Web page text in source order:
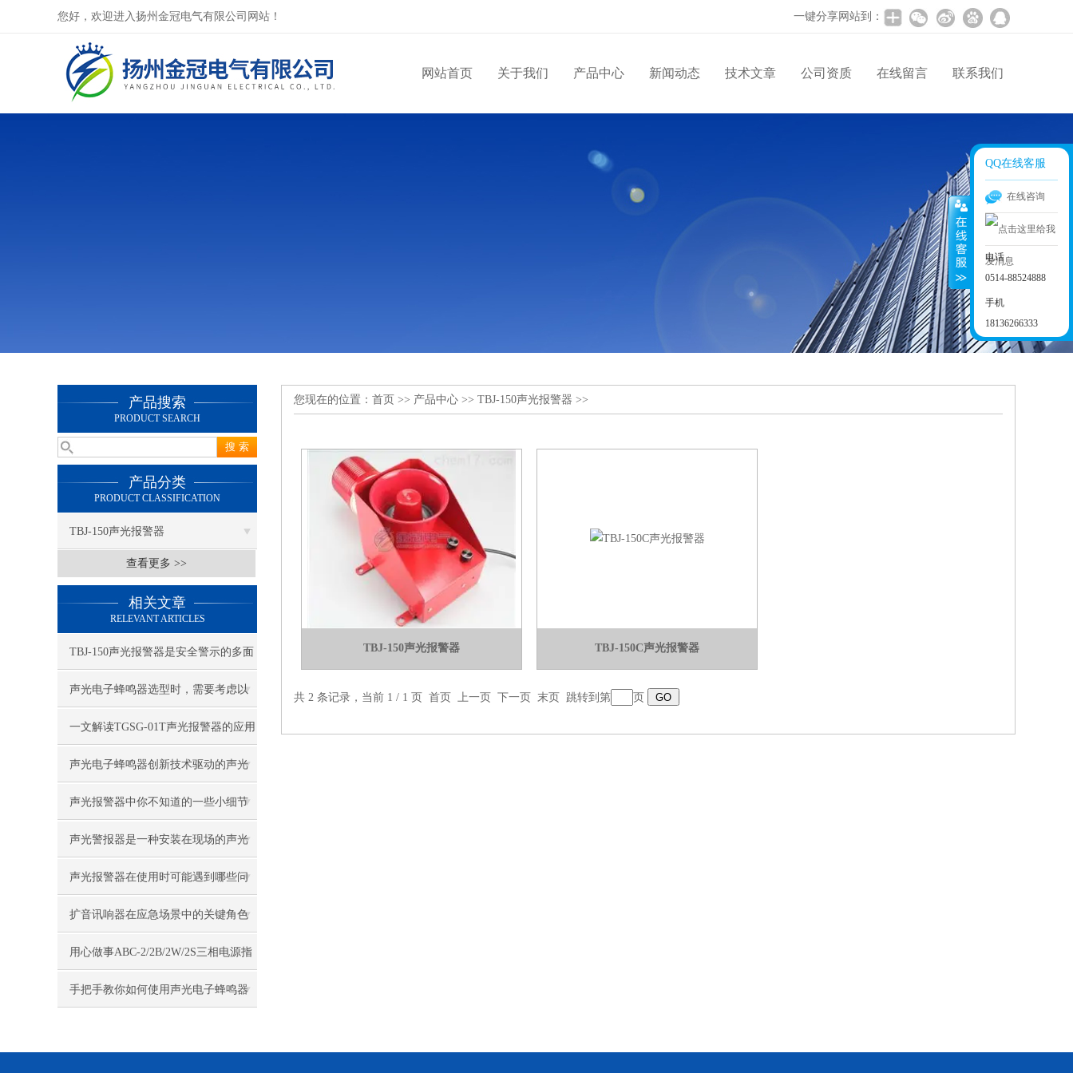
您好，欢迎进入扬州金冠电气有限公司网站！ 一键分享网站到：
网站首页 关于我们 产品中心 新闻动态 技术文章 公司资质 在线留言 联系我们
产品搜索
PRODUCT SEARCH
产品分类
PRODUCT CLASSIFICATION
TBJ-150声光报警器
查看更多 >>
相关文章
RELEVANT ARTICLES
TBJ-150声光报警器是安全警示的多面
能手
声光电子蜂鸣器选型时，需要考虑以
下标准
一文解读TGSG-01T声光报警器的应用
声光电子蜂鸣器创新技术驱动的声光
结合体
声光报警器中你不知道的一些小细节
声光警报器是一种安装在现场的声光
报警设备
声光报警器在使用时可能遇到哪些问
题？如何解决？
扩音讯响器在应急场景中的关键角色
用心做事ABC-2/2B/2W/2S三相电源指
示灯
手把手教你如何使用声光电子蜂鸣器
您现在的位置： 首页 >> 产品中心 >> TBJ-150声光报警器 >>
TBJ-150声光报警器 TBJ-150C声光报警器
共 2 条记录，当前 1 / 1 页 首页 上一页 下一页 末页 跳转到第 页
QQ在线客服
在线咨询
电话
0514-88524888
手机
18136266333